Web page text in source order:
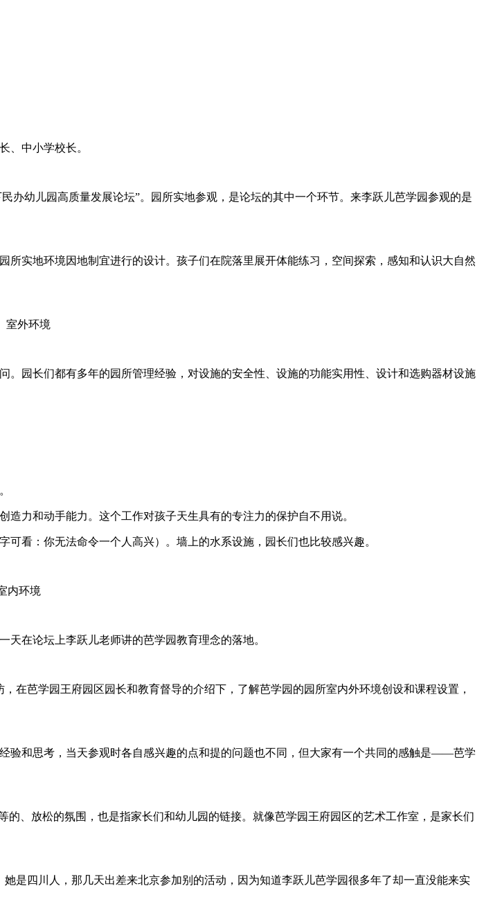
、中小学校长。
幼儿园高质量发展论坛”。园所实地参观，是论坛的其中一个环节。来李跃儿芭学园参观的是
实地环境因地制宜进行的设计。孩子们在院落里展开体能练习，空间探索，感知和认识大自然
外环境
园长们都有多年的园所管理经验，对设施的安全性、设施的功能实用性、设计和选购器材设施
力和动手能力。这个工作对孩子天生具有的专注力的保护自不用说。
看：你无法命令一个人高兴）。墙上的水系设施，园长们也比较感兴趣。
内环境
在论坛上李跃儿老师讲的芭学园教育理念的落地。
芭学园王府园区园长和教育督导的介绍下，了解芭学园的园所室内外环境创设和课程设置，
和思考，当天参观时各自感兴趣的点和提的问题也不同，但大家有一个共同的感触是——芭学
、放松的氛围，也是指家长们和幼儿园的链接。就像芭学园王府园区的艺术工作室，是家长们
四川人，那几天出差来北京参加别的活动，因为知道李跃儿芭学园很多年了却一直没能来实